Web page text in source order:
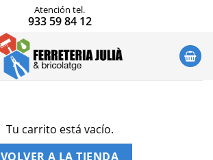
Atención tel.
933 59 84 12
Tu carrito está vacío.
VOLVER A LA TIENDA